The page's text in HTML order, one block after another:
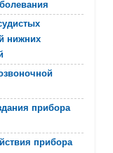
нижних
прибора
прибора